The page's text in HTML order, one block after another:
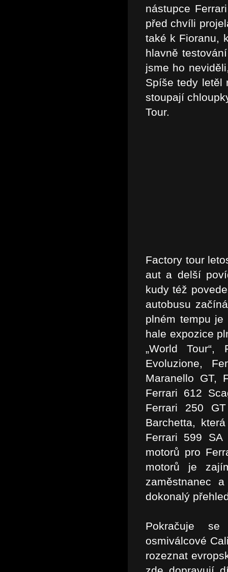
nástupce
před chvíli
také k Fioranu,
hlavně
jsme ho
Spíše tedy letěl
stoupají
Tour.
Factory tour
aut a delší
kudy též
autobusu
plném tempu
hale expozice
„World Tour“,
Evoluzione,
Maranello GT,
Ferrari 612
Ferrari 250
Barchetta,
Ferrari 599 SA
motorů pro
motorů je
zaměstnanec
dokonalý
Pokračuje
osmiválcové
rozeznat